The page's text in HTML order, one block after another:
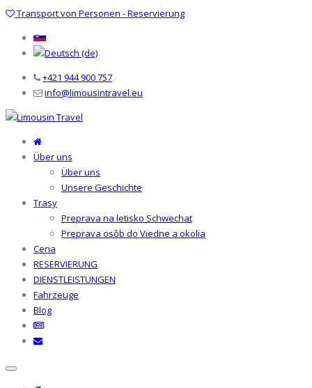
Transport von Personen - Reservierung
+421 944 900 757
info@limousintravel.eu
Über uns
Über uns
Unsere Geschichte
Trasy
Preprava na letisko Schwechat
Preprava osôb do Viedne a okolia
Cena
RESERVIERUNG
DIENSTLEISTUNGEN
Fahrzeuge
Blog